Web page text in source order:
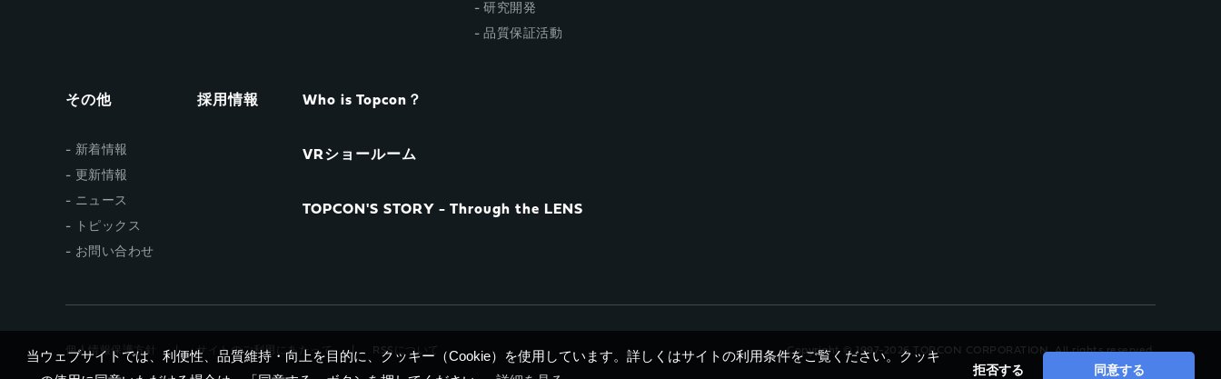
当ウェブサイトでは、利便性、品質維持・向上を目的に、クッキー（Cookie）を使用しています。詳しくはサイトの利用条件をご覧ください。クッキ
拒否する 同意する
研究開発
品質保証活動
その他
新着情報
更新情報
ニュース
トピックス
お問い合わせ
採用情報 Who is Topcon？
VRショールーム
TOPCON'S STORY - Through the LENS
個人情報保護方針 サイトのご利用にあたって RSSについて Copyright © 1997-2026 TOPCON CORPORATION, All rights reserved.